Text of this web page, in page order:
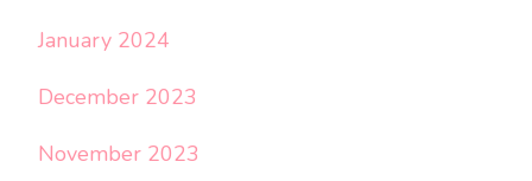
January 2024
December 2023
November 2023